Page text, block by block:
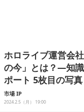
企業動向
人材育成
産業政策
ホロライブ運営会
の今」とは？―知
ポート 5枚目の写
市場 IP
2024.2.5（月） 19:00